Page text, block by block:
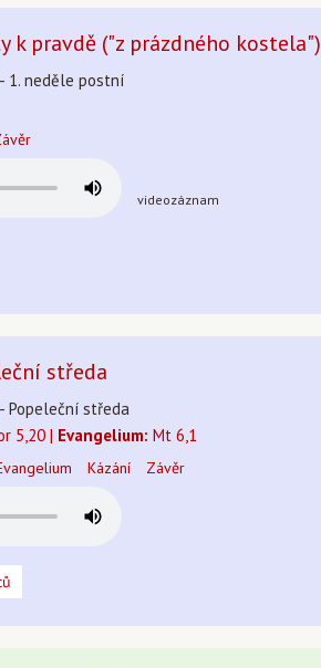
k pravdě ("z prázdného kostela")
1. neděle postní
videozáznam
středa
Popeleční středa
5,20 | Evangelium: Mt 6,1
Kázání Závěr